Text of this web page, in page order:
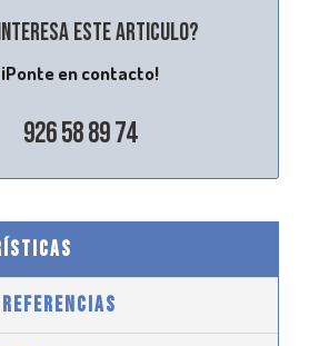
este articulo?
¡Ponte en contacto!
926 58 89 74